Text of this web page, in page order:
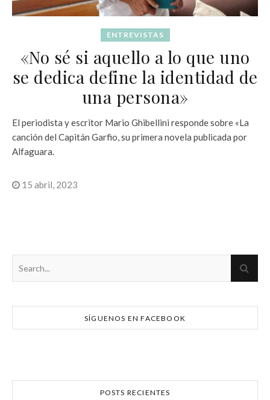
ENTREVISTAS
«No sé si aquello a lo que uno
se dedica define la identidad de
una persona»
El periodista y escritor Mario Ghibellini responde sobre «La
canción del Capitán Garfio, su primera novela publicada por
Alfaguara.
15 abril, 2023
SÍGUENOS EN FACEBOOK
POSTS RECIENTES